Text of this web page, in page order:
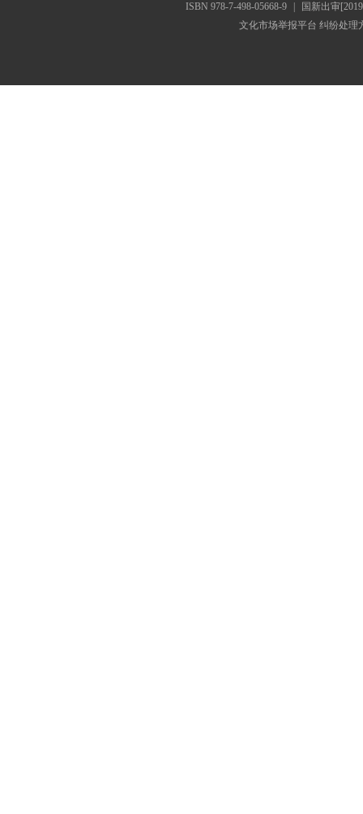
ISBN 978-7-498-05668-9
国新出审
文化市场举报平台 纠纷处理